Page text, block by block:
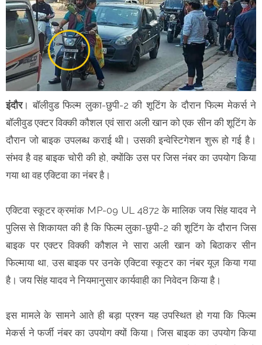
इंदौर। बॉलीवुड फिल्म लुका-छुपी-2 की शूटिंग के दौरान फिल्म मेकर्स ने
बॉलीवुड एक्टर विक्की कौशल एवं सारा अली खान को एक सीन की शूटिंग के
दौरान जो बाइक उपलब्ध कराई थी। उसकी इन्वेस्टिगेशन शुरू हो गई है।
संभव है वह बाइक चोरी की हो, क्योंकि उस पर जिस नंबर का उपयोग किया
गया था वह एक्टिवा का नंबर है।
एक्टिवा स्कूटर क्रमांक MP-09 UL 4872 के मालिक जय सिंह यादव ने
पुलिस से शिकायत की है कि फिल्म लुका-छुपी-2 की शूटिंग के दौरान जिस
बाइक पर एक्टर विक्की कौशल ने सारा अली खान को बिठाकर सीन
फिल्माया था, उस बाइक पर उनके एक्टिवा स्कूटर का नंबर यूज़ किया गया
है। जय सिंह यादव ने नियमानुसार कार्यवाही का निवेदन किया है।
इस मामले के सामने आते ही बड़ा प्रश्न यह उपस्थित हो गया कि फिल्म
मेकर्स ने फर्जी नंबर का उपयोग क्यों किया। जिस बाइक का उपयोग किया